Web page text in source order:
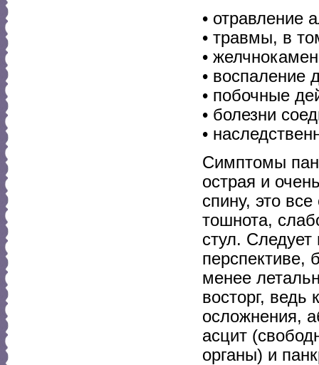
• отравление
• травмы, в
•
• воспаление
• побочные
• болезни
•
Симптомы
острая и
спину, это
тошнота,
стул.
перспективе,
менее
восторг, ведь
осложнения,
асцит
органы) и